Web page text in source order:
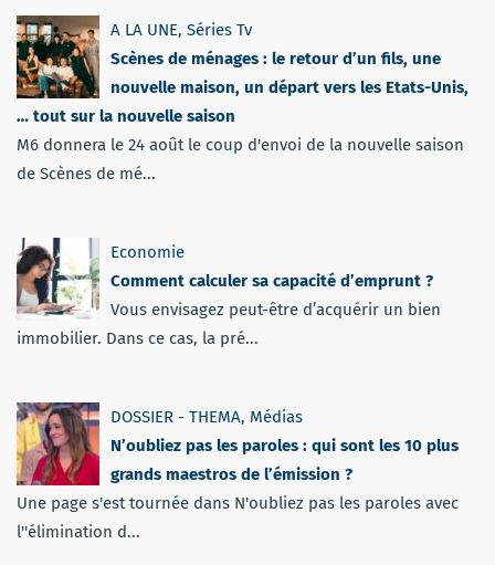
A LA UNE, Séries Tv
Scènes de ménages : le retour d’un fils, une
nouvelle maison, un départ vers les Etats-Unis,
… tout sur la nouvelle saison
M6 donnera le 24 août le coup d'envoi de la nouvelle saison
de Scènes de mé...
Economie
Comment calculer sa capacité d’emprunt ?
Vous envisagez peut-être d’acquérir un bien
immobilier. Dans ce cas, la pré...
DOSSIER - THEMA, Médias
N’oubliez pas les paroles : qui sont les 10 plus
grands maestros de l’émission ?
Une page s'est tournée dans N'oubliez pas les paroles avec
l''élimination d...